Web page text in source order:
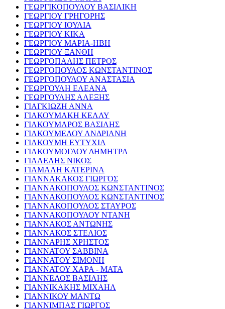
ΓΕΩΡΓΙΚΟΠΟΥΛΟΥ ΒΑΣΙΛΙΚΗ
ΓΕΩΡΓΙΟΥ ΓΡΗΓΟΡΗΣ
ΓΕΩΡΓΙΟΥ ΙΟΥΛΙΑ
ΓΕΩΡΓΙΟΥ ΚΙΚΑ
ΓΕΩΡΓΙΟΥ ΜΑΡΙΑ-ΗΒΗ
ΓΕΩΡΓΙΟΥ ΞΑΝΘΗ
ΓΕΩΡΓΟΠΑΛΗΣ ΠΕΤΡΟΣ
ΓΕΩΡΓΟΠΟΥΛΟΣ ΚΩΝΣΤΑΝΤΙΝΟΣ
ΓΕΩΡΓΟΠΟΥΛΟΥ ΑΝΑΣΤΑΣΙΑ
ΓΕΩΡΓΟΥΛΗ ΕΛΕΑΝΑ
ΓΕΩΡΓΟΥΛΗΣ ΑΛΕΞΗΣ
ΓΙΑΓΚΙΩΖΗ ΑΝΝΑ
ΓΙΑΚΟΥΜΑΚΗ ΚΕΛΛΥ
ΓΙΑΚΟΥΜΑΡΟΣ ΒΑΣΙΛΗΣ
ΓΙΑΚΟΥΜΕΛΟΥ ΑΝΔΡΙΑΝΗ
ΓΙΑΚΟΥΜΗ ΕΥΤΥΧΙΑ
ΓΙΑΚΟΥΜΟΓΛΟΥ ΔΗΜΗΤΡΑ
ΓΙΑΛΕΛΗΣ ΝΙΚΟΣ
ΓΙΑΜΑΛΗ ΚΑΤΕΡΙΝΑ
ΓΙΑΝΝΑΚΑΚΟΣ ΓΙΩΡΓΟΣ
ΓΙΑΝΝΑΚΟΠΟΥΛΟΣ ΚΩΝΣΤΑΝΤΙΝΟΣ
ΓΙΑΝΝΑΚΟΠΟΥΛΟΣ ΚΩΝΣΤΑΝΤΙΝΟΣ
ΓΙΑΝΝΑΚΟΠΟΥΛΟΣ ΣΤΑΥΡΟΣ
ΓΙΑΝΝΑΚΟΠΟΥΛΟΥ ΝΤΑΝΗ
ΓΙΑΝΝΑΚΟΣ ΑΝΤΩΝΗΣ
ΓΙΑΝΝΑΚΟΣ ΣΤΕΛΙΟΣ
ΓΙΑΝΝΑΡΗΣ ΧΡΗΣΤΟΣ
ΓΙΑΝΝΑΤΟΥ ΣΑΒΒΙΝΑ
ΓΙΑΝΝΑΤΟΥ ΣΙΜΟΝΗ
ΓΙΑΝΝΑΤΟΥ ΧΑΡΑ - ΜΑΤΑ
ΓΙΑΝΝΕΛΟΣ ΒΑΣΙΛΗΣ
ΓΙΑΝΝΙΚΑΚΗΣ ΜΙΧΑΗΛ
ΓΙΑΝΝΙΚΟΥ ΜΑΝΤΩ
ΓΙΑΝΝΙΜΠΑΣ ΓΙΩΡΓΟΣ